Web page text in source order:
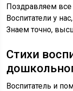
Поздравляем
Воспитатели у нас,
Знаем точно,
Стихи
Воспитатель и